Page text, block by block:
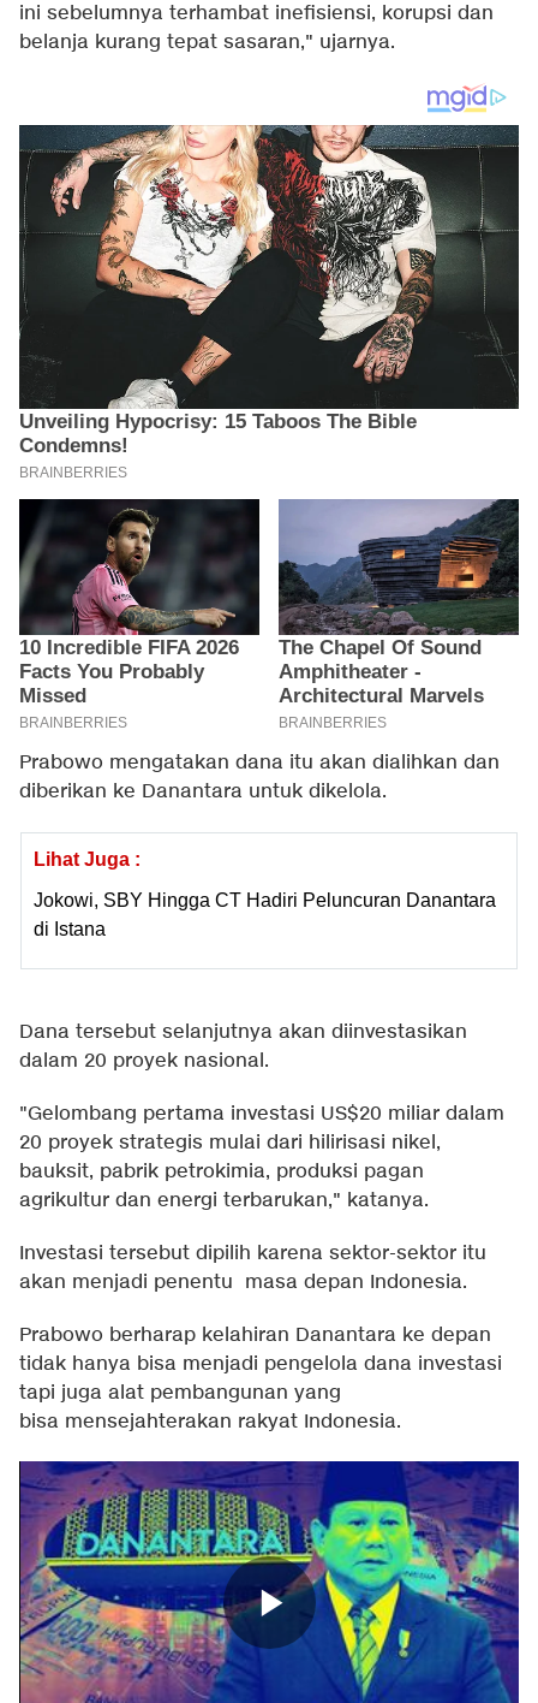
ini sebelumnya terhambat inefisiensi, korupsi dan
belanja kurang tepat sasaran," ujarnya.
Prabowo mengatakan dana itu akan dialihkan dan
diberikan ke Danantara untuk dikelola.
Lihat Juga :
Jokowi, SBY Hingga CT Hadiri Peluncuran Danantara
di Istana
Dana tersebut selanjutnya akan diinvestasikan
dalam 20 proyek nasional.
"Gelombang pertama investasi US$20 miliar dalam
20 proyek strategis mulai dari hilirisasi nikel,
bauksit, pabrik petrokimia, produksi pagan
agrikultur dan energi terbarukan," katanya.
Investasi tersebut dipilih karena sektor-sektor itu
akan menjadi penentu masa depan Indonesia.
Prabowo berharap kelahiran Danantara ke depan
tidak hanya bisa menjadi pengelola dana investasi
tapi juga alat pembangunan yang
bisa mensejahterakan rakyat Indonesia.